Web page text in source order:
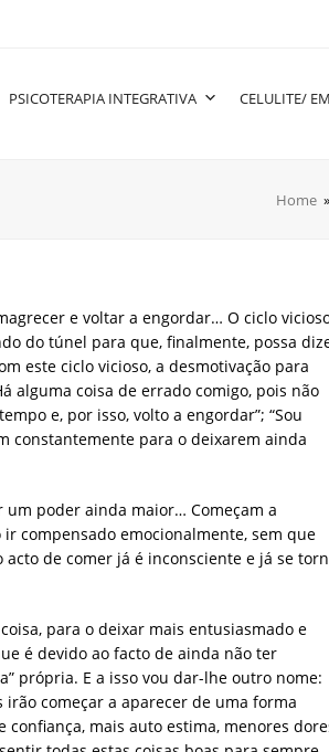
PSICOTERAPIA INTEGRATIVA CELULITE/
Home »
e voltar a engordar… O ciclo
do túnel para que, finalmente, possa
este ciclo vicioso, a desmotivação para
alguma coisa de errado comigo, pois não
e, por isso, volto a engordar”; “Sou
constantemente para o deixarem ainda
um poder ainda maior… Começam a
compensado emocionalmente, sem que
de comer já é inconsciente e já se
para o deixar mais entusiasmado e
é devido ao facto de ainda não ter
própria. E a isso vou dar-lhe outro nome:
começar a aparecer de uma forma
mais auto estima, menores